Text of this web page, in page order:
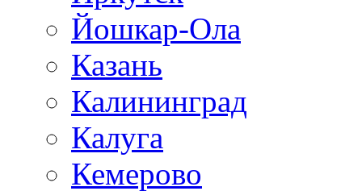
Йошкар-Ола
Казань
Калининград
Калуга
Кемерово